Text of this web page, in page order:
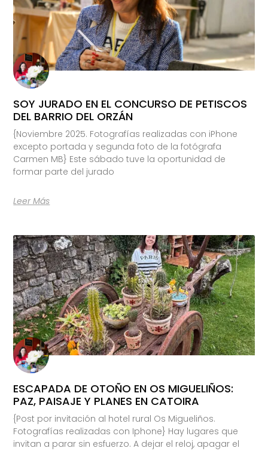
SOY JURADO EN EL CONCURSO DE PETISCOS
DEL BARRIO DEL ORZÁN
{Noviembre 2025. Fotografías realizadas con iPhone
excepto portada y segunda foto de la fotógrafa
Carmen MB} Este sábado tuve la oportunidad de
formar parte del jurado
Leer Más
ESCAPADA DE OTOÑO EN OS MIGUELIÑOS:
PAZ, PAISAJE Y PLANES EN CATOIRA
{Post por invitación al hotel rural Os Migueliños.
Fotografías realizadas con Iphone} Hay lugares que
invitan a parar sin esfuerzo. A dejar el reloj, apagar el